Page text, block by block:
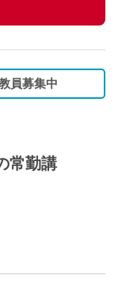
員募集中
常勤講